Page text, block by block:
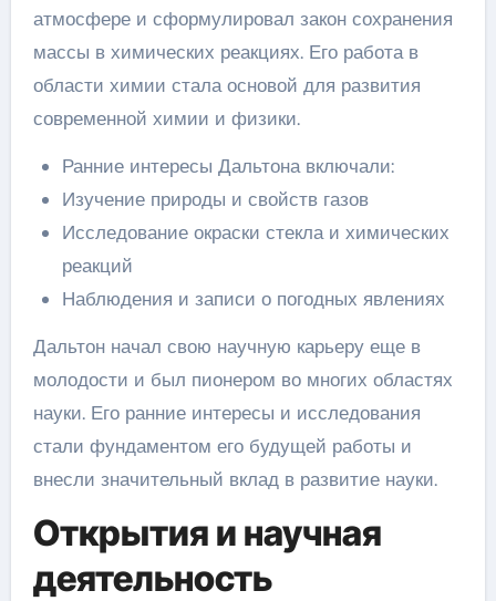
атмосфере и сформулировал закон сохранения
массы в химических реакциях. Его работа в
области химии стала основой для развития
современной химии и физики.
Ранние интересы Дальтона включали:
Изучение природы и свойств газов
Исследование окраски стекла и химических
реакций
Наблюдения и записи о погодных явлениях
Дальтон начал свою научную карьеру еще в
молодости и был пионером во многих областях
науки. Его ранние интересы и исследования
стали фундаментом его будущей работы и
внесли значительный вклад в развитие науки.
Открытия и научная
деятельность